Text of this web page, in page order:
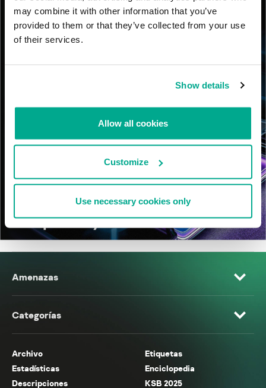
may combine it with other information that you’ve
provided to them or that they’ve collected from your use
of their services.
Show details
Allow all cookies
Customize
Use necessary cookies only
Amenazas
Categorías
Archivo
Etiquetas
Estadísticas
Enciclopedia
Descripciones
KSB 2025